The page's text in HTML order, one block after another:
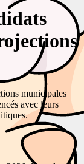
municipales
avec leurs